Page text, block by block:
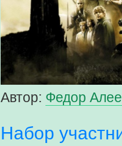
Автор: Федор
Набор